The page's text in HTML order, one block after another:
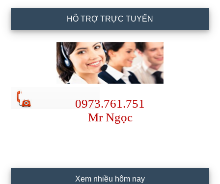
HỖ TRỢ TRỰC TUYẾN
0973.761.751
Mr Ngọc
Xem nhiều hôm nay